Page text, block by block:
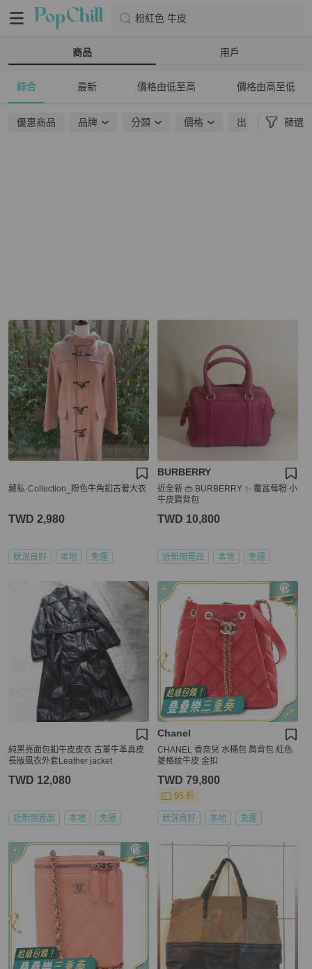
粉紅色 牛皮
商品 用戶
綜合 最新 價格由低至高 價格由高至低
優惠商品 品牌 分類 價格 出貨地點 篩選
藏私·Collection_粉色牛角釦古著大衣
TWD 2,980
狀況良好 本地 免運
BURBERRY
近全新 👜 BURBERRY ✨ 覆盆莓粉 小
牛皮肩背包
TWD 10,800
近新閒置品 本地 免運
純黑亮面包釦牛皮皮衣 古董牛革真皮
長版風衣外套Leather jacket
TWD 12,080
近新閒置品 本地 免運
Chanel
CHANEL 香奈兒 水桶包 肩背包 紅色
菱格紋牛皮 金扣
TWD 79,800
95 折
狀況良好 本地 免運